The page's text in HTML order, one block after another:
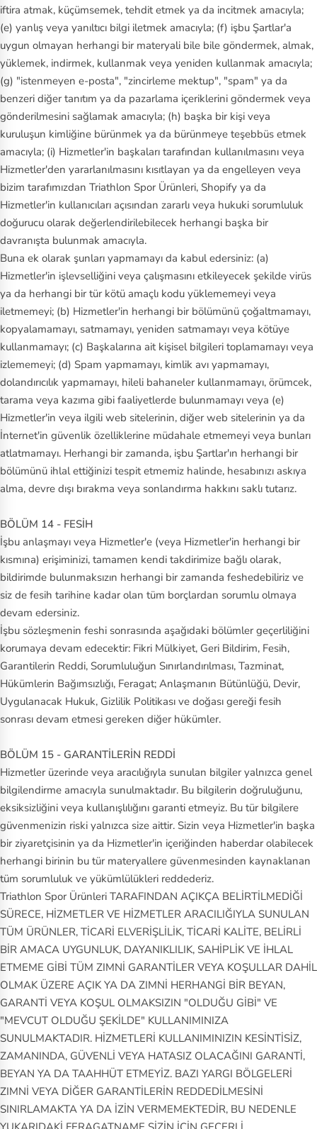
iftira atmak, küçümsemek, tehdit etmek ya da incitmek amacıyla;
(e) yanlış veya yanıltıcı bilgi iletmek amacıyla; (f) işbu Şartlar'a
uygun olmayan herhangi bir materyali bile bile göndermek, almak,
yüklemek, indirmek, kullanmak veya yeniden kullanmak amacıyla;
(g) "istenmeyen e-posta", "zincirleme mektup", "spam" ya da
benzeri diğer tanıtım ya da pazarlama içeriklerini göndermek veya
gönderilmesini sağlamak amacıyla; (h) başka bir kişi veya
kuruluşun kimliğine bürünmek ya da bürünmeye teşebbüs etmek
amacıyla; (i) Hizmetler'in başkaları tarafından kullanılmasını veya
Hizmetler'den yararlanılmasını kısıtlayan ya da engelleyen veya
bizim tarafımızdan Triathlon Spor Ürünleri, Shopify ya da
Hizmetler'in kullanıcıları açısından zararlı veya hukuki sorumluluk
doğurucu olarak değerlendirilebilecek herhangi başka bir
davranışta bulunmak amacıyla.
Buna ek olarak şunları yapmamayı da kabul edersiniz: (a)
Hizmetler'in işlevselliğini veya çalışmasını etkileyecek şekilde virüs
ya da herhangi bir tür kötü amaçlı kodu yüklememeyi veya
iletmemeyi; (b) Hizmetler'in herhangi bir bölümünü çoğaltmamayı,
kopyalamamayı, satmamayı, yeniden satmamayı veya kötüye
kullanmamayı; (c) Başkalarına ait kişisel bilgileri toplamamayı veya
izlememeyi; (d) Spam yapmamayı, kimlik avı yapmamayı,
dolandırıcılık yapmamayı, hileli bahaneler kullanmamayı, örümcek,
tarama veya kazıma gibi faaliyetlerde bulunmamayı veya (e)
Hizmetler'in veya ilgili web sitelerinin, diğer web sitelerinin ya da
İnternet'in güvenlik özelliklerine müdahale etmemeyi veya bunları
atlatmamayı. Herhangi bir zamanda, işbu Şartlar'ın herhangi bir
bölümünü ihlal ettiğinizi tespit etmemiz halinde, hesabınızı askıya
alma, devre dışı bırakma veya sonlandırma hakkını saklı tutarız.
BÖLÜM 14 - FESİH
İşbu anlaşmayı veya Hizmetler'e (veya Hizmetler'in herhangi bir
kısmına) erişiminizi, tamamen kendi takdirimize bağlı olarak,
bildirimde bulunmaksızın herhangi bir zamanda feshedebiliriz ve
siz de fesih tarihine kadar olan tüm borçlardan sorumlu olmaya
devam edersiniz.
İşbu sözleşmenin feshi sonrasında aşağıdaki bölümler geçerliliğini
korumaya devam edecektir: Fikri Mülkiyet, Geri Bildirim, Fesih,
Garantilerin Reddi, Sorumluluğun Sınırlandırılması, Tazminat,
Hükümlerin Bağımsızlığı, Feragat; Anlaşmanın Bütünlüğü, Devir,
Uygulanacak Hukuk, Gizlilik Politikası ve doğası gereği fesih
sonrası devam etmesi gereken diğer hükümler.
BÖLÜM 15 - GARANTİLERİN REDDİ
Hizmetler üzerinde veya aracılığıyla sunulan bilgiler yalnızca genel
bilgilendirme amacıyla sunulmaktadır. Bu bilgilerin doğruluğunu,
eksiksizliğini veya kullanışlılığını garanti etmeyiz. Bu tür bilgilere
güvenmenizin riski yalnızca size aittir. Sizin veya Hizmetler'in başka
bir ziyaretçisinin ya da Hizmetler'in içeriğinden haberdar olabilecek
herhangi birinin bu tür materyallere güvenmesinden kaynaklanan
tüm sorumluluk ve yükümlülükleri reddederiz.
Triathlon Spor Ürünleri TARAFINDAN AÇIKÇA BELİRTİLMEDİĞİ
SÜRECE, HİZMETLER VE HİZMETLER ARACILIĞIYLA SUNULAN
TÜM ÜRÜNLER, TİCARİ ELVERİŞLİLİK, TİCARİ KALİTE, BELİRLİ
BİR AMACA UYGUNLUK, DAYANIKLILIK, SAHİPLİK VE İHLAL
ETMEME GİBİ TÜM ZIMNİ GARANTİLER VEYA KOŞULLAR DAHİL
OLMAK ÜZERE AÇIK YA DA ZIMNİ HERHANGİ BİR BEYAN,
GARANTİ VEYA KOŞUL OLMAKSIZIN "OLDUĞU GİBİ" VE
"MEVCUT OLDUĞU ŞEKİLDE" KULLANIMINIZA
SUNULMAKTADIR. HİZMETLERİ KULLANIMINIZIN KESİNTİSİZ,
ZAMANINDA, GÜVENLİ VEYA HATASIZ OLACAĞINI GARANTİ,
BEYAN YA DA TAAHHÜT ETMEYİZ. BAZI YARGI BÖLGELERİ
ZIMNİ VEYA DİĞER GARANTİLERİN REDDEDİLMESİNİ
SINIRLAMAKTA YA DA İZİN VERMEMEKTEDİR, BU NEDENLE